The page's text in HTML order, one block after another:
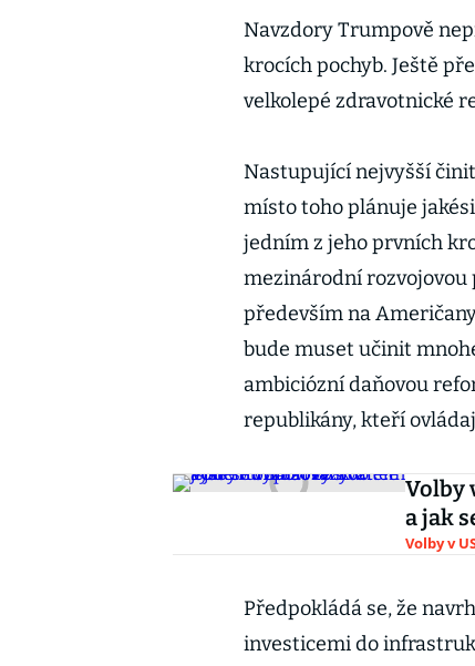
Navzdory Trumpově
krocích pochyb. Ještě
velkolepé zdravotnické
Nastupující nejvyšší
místo toho plánuje
jedním z jeho prvních
mezinárodní rozvojovou
především na
bude muset učinit
ambiciózní daňovou
republikány, kteří
Volby
a jak
Volby v
Předpokládá se, že
investicemi do